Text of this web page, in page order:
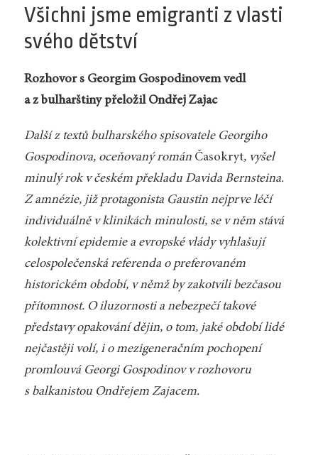
Všichni jsme emigranti z vlasti
svého dětství
Rozhovor s Georgim Gospodinovem vedl
a z bulharštiny přeložil Ondřej Zajac
Další z textů bulharského spisovatele Georgiho
Gospodinova, oceňovaný román Časokryt, vyšel
minulý rok v českém překladu Davida Bernsteina.
Z amnézie, již protagonista Gaustin nejprve léčí
individuálně v klinikách minulosti, se v něm stává
kolektivní epidemie a evropské vlády vyhlašují
celospolečenská referenda o preferovaném
historickém období, v němž by zakotvili bezčasou
přítomnost. O iluzornosti a nebezpečí takové
představy opakování dějin, o tom, jaké období lidé
nejčastěji volí, i o mezigeneračním pochopení
promlouvá Georgi Gospodinov v rozhovoru
s balkanistou Ondřejem Zajacem.